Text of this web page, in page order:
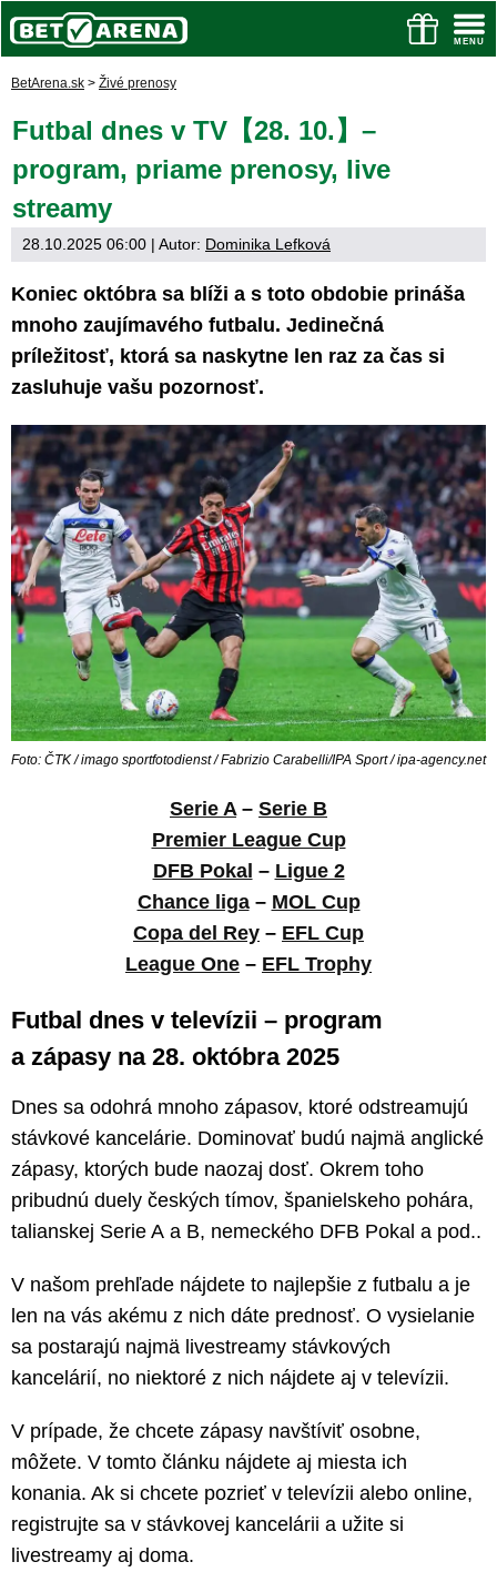
BetArena.sk > Živé prenosy
Futbal dnes v TV【28. 10.】–
program, priame prenosy, live
streamy
28.10.2025 06:00 | Autor: Dominika Lefková
Koniec októbra sa blíži a s toto obdobie prináša
mnoho zaujímavého futbalu. Jedinečná
príležitosť, ktorá sa naskytne len raz za čas si
zasluhuje vašu pozornosť.
Foto: ČTK / imago sportfotodienst / Fabrizio Carabelli/IPA Sport / ipa-agency.net
Serie A– Serie B
Premier League Cup
DFB Pokal – Ligue 2
Chance liga– MOL Cup
Copa del Rey – EFL Cup
League One – EFL Trophy
Futbal dnes v televízii – program
a zápasy na 28. októbra 2025
Dnes sa odohrá mnoho zápasov, ktoré odstreamujú
stávkové kancelárie. Dominovať budú najmä anglické
zápasy, ktorých bude naozaj dosť. Okrem toho
pribudnú duely českých tímov, španielskeho pohára,
talianskej Serie A a B, nemeckého DFB Pokal a pod..
V našom prehľade nájdete to najlepšie z futbalu a je
len na vás akému z nich dáte prednosť. O vysielanie
sa postarajú najmä livestreamy stávkových
kancelárií, no niektoré z nich nájdete aj v televízii.
V prípade, že chcete zápasy navštíviť osobne,
môžete. V tomto článku nájdete aj miesta ich
konania. Ak si chcete pozrieť v televízii alebo online,
registrujte sa v stávkovej kancelárii a užite si
livestreamy aj doma.